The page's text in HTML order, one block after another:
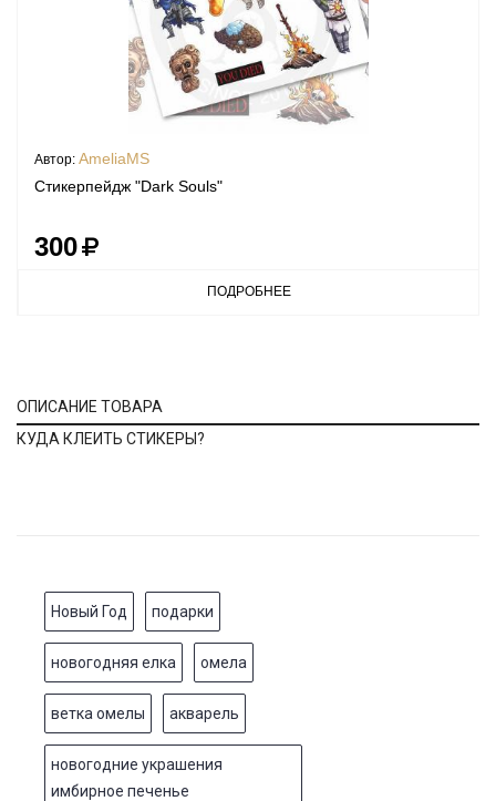
Автор: AmeliaMS
Стикерпейдж "Dark Souls"
300
ПОДРОБНЕЕ
ОПИСАНИЕ ТОВАРА
КУДА КЛЕИТЬ СТИКЕРЫ?
Новый Год подарки
новогодняя елка омела
ветка омелы акварель
новогодние украшения
имбирное печенье